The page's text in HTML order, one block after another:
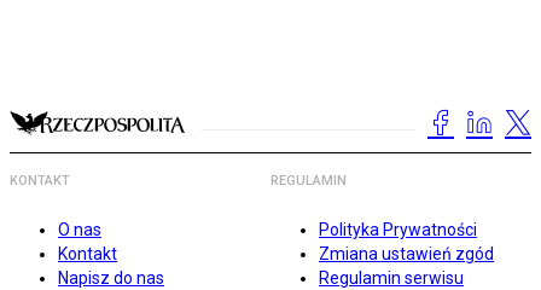
KONTAKT
O nas
Kontakt
Napisz do nas
REGULAMIN
Polityka Prywatności
Zmiana ustawień zgód
Regulamin serwisu